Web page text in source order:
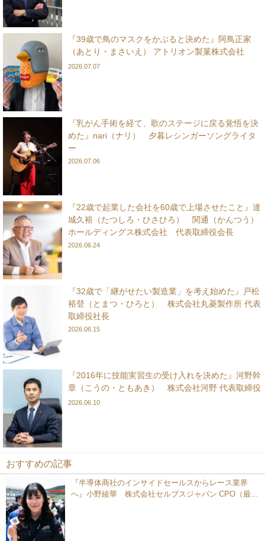
『39歳で鳥のマスクをかぶると決めた』阿鳥正家
（あとり・まさいえ） アトリオン製菓株式会社
2026.07.07
『乳がん手術を経て、歌のステージに戻る覚悟を決
めた』nari（ナリ） 夕暮レシンガーソングライタ
ー
2026.07.06
『22歳で起業した会社を60歳で上場させたこと』達
城久裕（たつしろ・ひさひろ） 関通（かんつう）
ホールディングス株式会社 代表取締役会長
2026.06.24
『32歳で「継がせたい製造業」を考え始めた』戸松
裕登（とまつ・ひろと） 株式会社丸菱製作所 代表
取締役社長
2026.06.15
『2016年に技能実習生の受け入れを決めた』河野幹
章（こうの・ともあき） 株式会社河野 代表取締役
2026.06.10
おすすめの記事
『半導体商社のインサイドセールスからレース業界
へ』小野綾華 株式会社セルブスジャパン CPO（最高